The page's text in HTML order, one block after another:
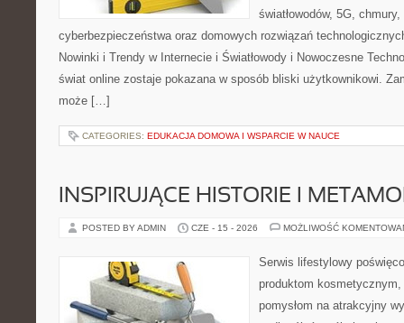
światłowodów, 5G,
cyberbezpieczeństwa oraz domowych rozwiązań
Nowinki i Trendy w Internecie i Światłowody i Nowoczesne
świat online zostaje pokazana w sposób bliski użytkownikowi.
może […]
CATEGORIES: EDUKACJA DOMOWA I WSPARCIE W NAUCE
INSPIRUJĄCE HISTORIE I
POSTED BY ADMIN CZE - 15 - 2026 MOŻLIWOŚĆ
Serwis lifestylowy
produktom
pomysłom na atrakcyjny